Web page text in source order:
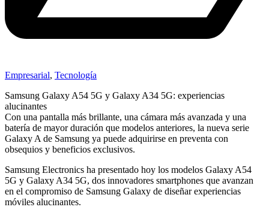
Empresarial, Tecnología
Samsung Galaxy A54 5G y Galaxy A34 5G: experiencias
alucinantes
Con una pantalla más brillante, una cámara más avanzada y una
batería de mayor duración que modelos anteriores, la nueva serie
Galaxy A de Samsung ya puede adquirirse en preventa con
obsequios y beneficios exclusivos.
Samsung Electronics ha presentado hoy los modelos Galaxy A54
5G y Galaxy A34 5G, dos innovadores smartphones que avanzan
en el compromiso de Samsung Galaxy de diseñar experiencias
móviles alucinantes.